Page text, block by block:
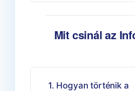
Mit csinál az
1. Hogyan történik a